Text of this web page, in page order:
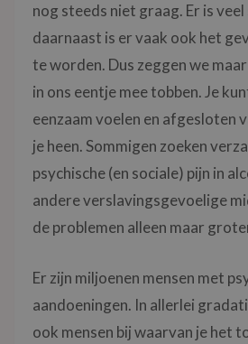
nog steeds niet graag. Er is veel
daarnaast is er vaak ook het
te worden. Dus zeggen we
in ons eentje mee tobben. Je
eenzaam voelen en afgesloten
je heen. Sommigen zoeken
psychische (en sociale) pijn in
andere verslavingsgevoelige
de problemen alleen maar
Er zijn miljoenen mensen met
aandoeningen. In allerlei
ook mensen bij waarvan je het